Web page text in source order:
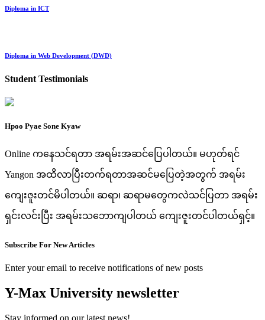
Diploma in ICT
Diploma in Web Development (DWD)
Student Testimonials
Hpoo Pyae Sone Kyaw
Online ကနေသင်ရတာ အရမ်းအဆင်ပြေပါတယ်။ မဟုတ်ရင်
Yangon အထိလာပြီးတက်ရတာအဆင်မပြေတဲ့အတွက် အရမ်း
ကျေးဇူးတင်မိပါတယ်။ ဆရာ၊ ဆရာမတွေကလဲသင်ပြတာ အရမ်း
ရှင်းလင်းပြီး အရမ်းသဘောကျပါတယ် ကျေးဇူးတင်ပါတယ်ရှင့်။
Subscribe For New Articles
Enter your email to receive notifications of new posts
Y-Max University newsletter
Stay informed on our latest news!